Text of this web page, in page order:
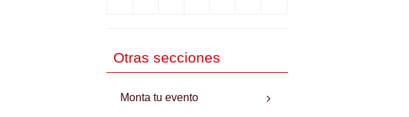
Otras secciones
Monta tu evento